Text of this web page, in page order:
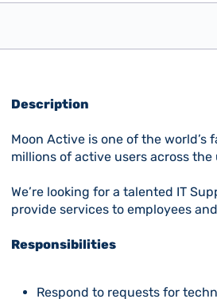
Description
Moon Active is one of the
millions of active users across
We’re looking for a talented IT
provide services to employees
Responsibilities
Respond to requests for